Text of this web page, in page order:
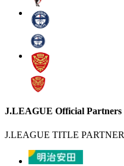
J.LEAGUE Official Partners
J.LEAGUE TITLE PARTNER